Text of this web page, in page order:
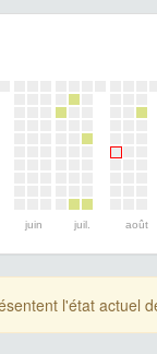
juin juil. août
l'état actuel